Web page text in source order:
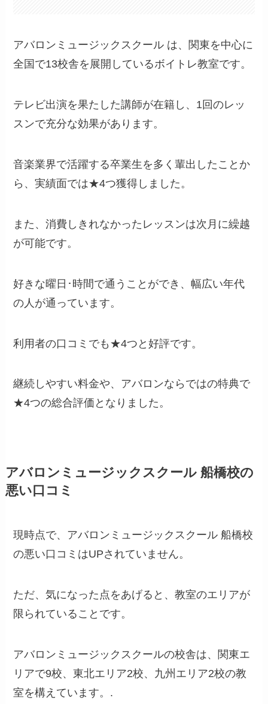
アバロンミュージックスクール は、関東を中心に
全国で13校舎を展開しているボイトレ教室です。
テレビ出演を果たした講師が在籍し、1回のレッ
スンで充分な効果があります。
音楽業界で活躍する卒業生を多く輩出したことか
ら、実績面では★4つ獲得しました。
また、消費しきれなかったレッスンは次月に繰越
が可能です。
好きな曜日･時間で通うことができ、幅広い年代
の人が通っています。
利用者の口コミでも★4つと好評です。
継続しやすい料金や、アバロンならではの特典で
★4つの総合評価となりました。
アバロンミュージックスクール 船橋校の
悪い口コミ
現時点で、アバロンミュージックスクール 船橋校
の悪い口コミはUPされていません。
ただ、気になった点をあげると、教室のエリアが
限られていることです。
アバロンミュージックスクールの校舎は、関東エ
リアで9校、東北エリア2校、九州エリア2校の教
室を構えています。.